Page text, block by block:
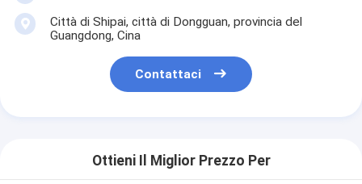
Città di Shipai, città di Dongguan, provincia del
Guangdong, Cina
Contattaci
Ottieni Il Miglior Prezzo Per